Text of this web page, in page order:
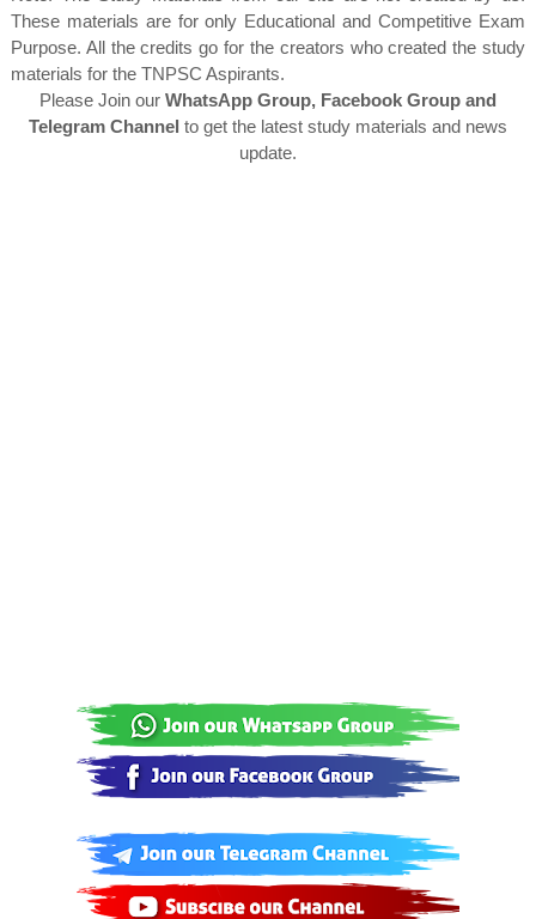
These materials are for only Educational and Competitive Exam
Purpose. All the credits go for the creators who created the study
materials for the TNPSC Aspirants.
Please Join our WhatsApp Group, Facebook Group and
Telegram Channel to get the latest study materials and news
update.